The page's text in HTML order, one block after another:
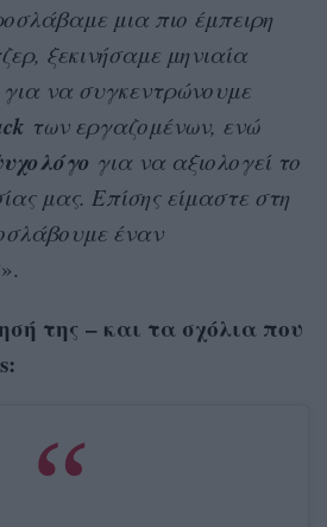
μια πιο έμπειρη
ξεκινήσαμε μηνιαία
να συγκεντρώνουμε
των εργαζομένων, ενώ
για να αξιολογεί το
μας. Επίσης είμαστε στη
έναν
».
της – και τα σχόλια που